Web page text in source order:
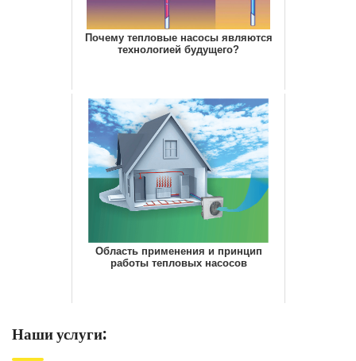
Почему тепловые насосы являются
технологией будущего?
Область применения и принцип
работы тепловых насосов
Наши услуги: